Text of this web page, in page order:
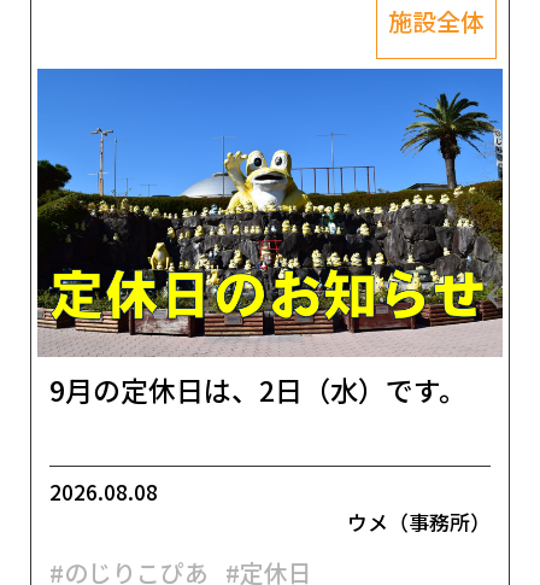
施設全体
9月の定休日は、2日（水）です。
2026.08.08
ウメ（事務所）
#のじりこぴあ #定休日